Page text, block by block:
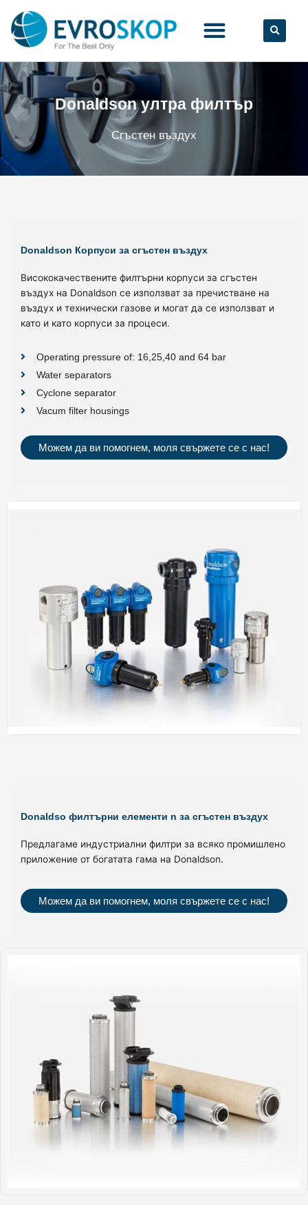
content
Donaldson ултра филтър
Сгъстен въздух
Donaldson Корпуси за сгъстен въздух
Висококачествените филтърни корпуси за сгъстен
въздух на Donaldson се използват за пречистване на
въздух и технически газове и могат да се използват и
като и като корпуси за процеси.
Operating pressure of: 16,25,40 and 64 bar
Water separators
Cyclone separator
Vacum filter housings
Можем да ви помогнем, моля свържете се с нас!
Donaldso филтърни елементи n за сгъстен въздух
Предлагаме индустриални филтри за всяко промишлено
приложение от богатата гама на Donaldson.
Можем да ви помогнем, моля свържете се с нас!